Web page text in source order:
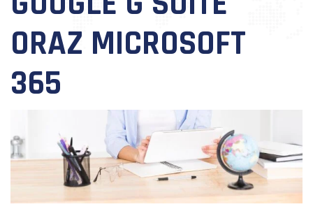
ORAZ MICROSOFT
365